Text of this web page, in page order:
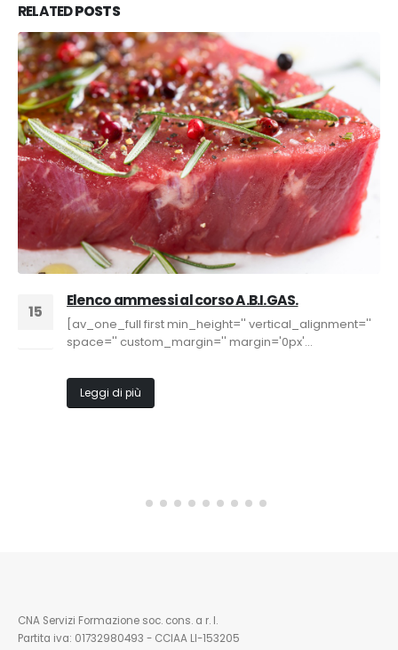
RELATEDPOSTS
15
Elenco ammessi al corso A.B.I.GAS.
[av_one_full first min_height='' vertical_alignment=''
space='' custom_margin='' margin='0px'...
Leggi di più
CNA Servizi Formazione soc. cons. a r. l.
Partita iva: 01732980493 - CCIAA LI-153205